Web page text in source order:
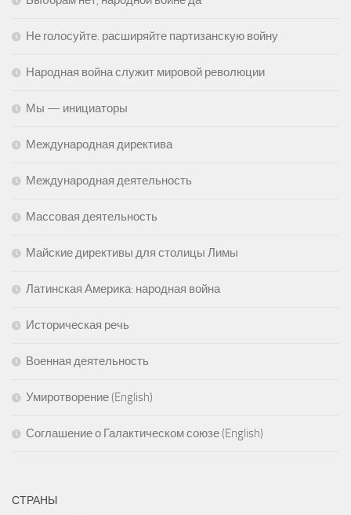
Не голосуйте. расширяйте партизанскую войну
Народная война служит мировой революции
Мы — инициаторы
Международная директива
Международная деятельность
Массовая деятельность
Майские директивы для столицы Лимы
Латинская Америка: народная война
Историческая речь
Военная деятельность
Умиротворение (English)
Соглашение о Галактическом союзе (English)
СТРАНЫ